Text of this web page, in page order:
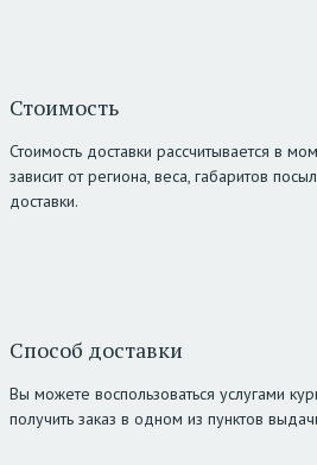
Стоимость
Стоимость доставки рассчитывается в
зависит от региона, веса, габаритов
доставки.
Способ доставки
Вы можете воспользоваться услугами
получить заказ в одном из пунктов